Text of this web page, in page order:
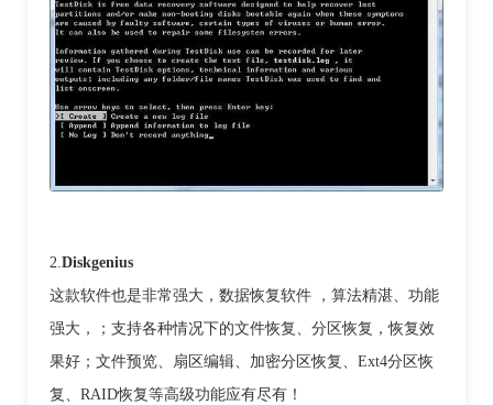
2.Diskgenius
这款软件也是非常强大，数据恢复软件 ，算法精湛、功能
强大，；支持各种情况下的文件恢复、分区恢复，恢复效
果好；文件预览、扇区编辑、加密分区恢复、Ext4分区恢
复、RAID恢复等高级功能应有尽有！